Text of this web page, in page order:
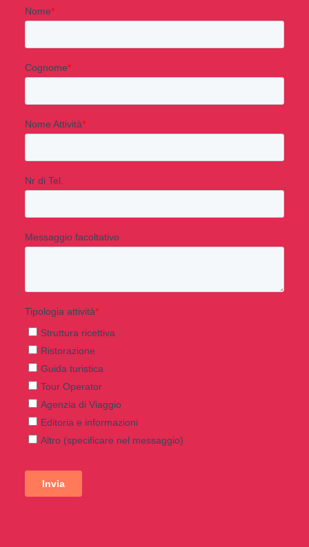
Resta aggiornato con noi